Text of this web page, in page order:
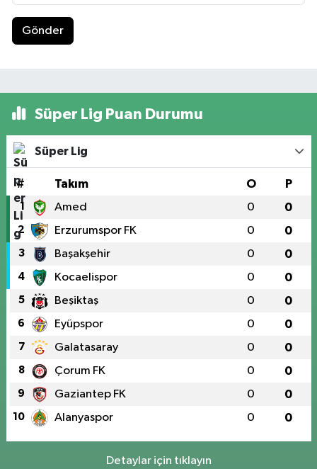
Gönder
Süper Lig Puan Durumu
Süper Lig
# Takım O P
1 Amed 0 0
2 Erzurumspor FK 0 0
3 Başakşehir 0 0
4 Kocaelispor 0 0
5 Beşiktaş 0 0
6 Eyüpspor 0 0
7 Galatasaray 0 0
8 Çorum FK 0 0
9 Gaziantep FK 0 0
10 Alanyaspor 0 0
Detaylar için tıklayın